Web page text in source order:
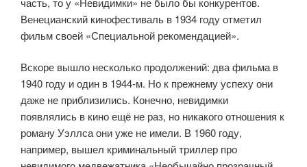
Венецианский кинофестиваль в 1934 году отметил
фильм своей «Специальной рекомендацией».
Вскоре вышло несколько продолжений: два фильма в
1940 году и один в 1944-м. Но к прежнему успеху они
даже не приблизились. Конечно, невидимки
появлялись в кино ещё не раз, но никакого отношения к
роману Уэллса они уже не имели. В 1960 году,
например, вышел криминальный триллер про